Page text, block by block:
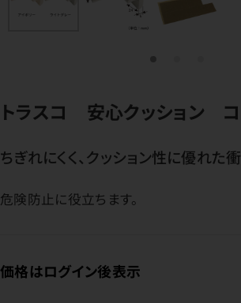
トラスコ 安心クッション
ちぎれにくく、クッション性に優れた
危険防止に役立ちます。
価格はログイン後表示